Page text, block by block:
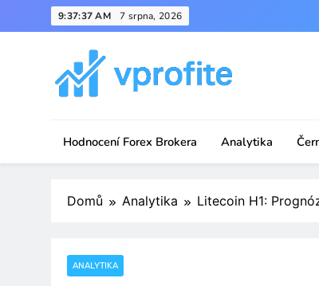
to
9:37:37 AM 7 srpna, 2026
Hodnocení Forex Brokera Analytika
Domů Analytika Litecoin H1:
ANALYTIKA